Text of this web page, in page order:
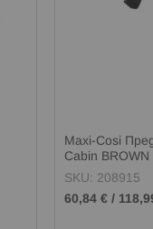
Maxi-Cosi
Cabin BROWN
SKU: 208915
60,84 € /